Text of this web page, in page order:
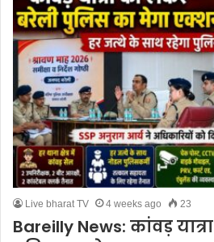
Live bharat TV 4 weeks ago 23
Bareilly News: कांवड़